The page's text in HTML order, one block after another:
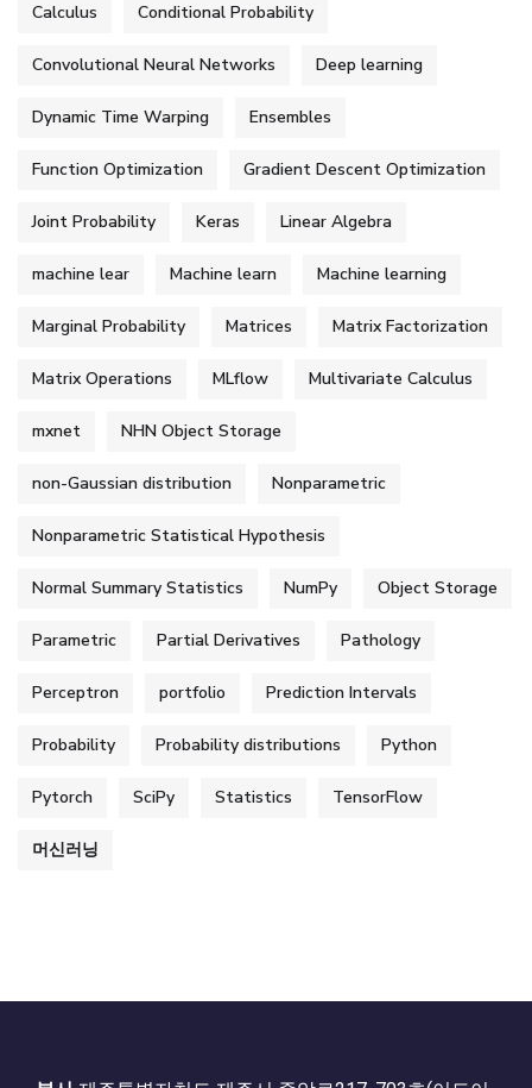
Calculus Conditional Probability
Convolutional Neural Networks Deep learning
Dynamic Time Warping Ensembles
Function Optimization Gradient Descent Optimization
Joint Probability Keras Linear Algebra
machine lear Machine learn Machine learning
Marginal Probability Matrices Matrix Factorization
Matrix Operations MLflow Multivariate Calculus
mxnet NHN Object Storage
non-Gaussian distribution Nonparametric
Nonparametric Statistical Hypothesis
Normal Summary Statistics NumPy Object Storage
Parametric Partial Derivatives Pathology
Perceptron portfolio Prediction Intervals
Probability Probability distributions Python
Pytorch SciPy Statistics TensorFlow
머신러닝